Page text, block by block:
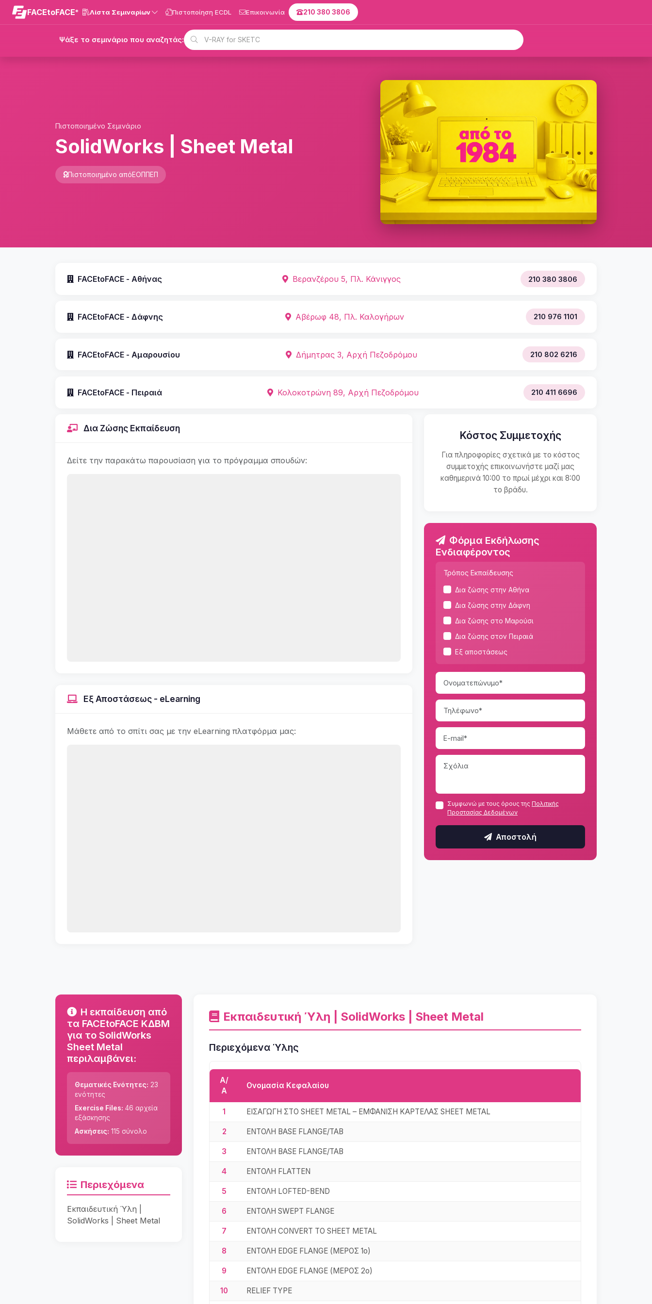
FACEtoFACE® Λίστα Σεμιναρίων Πιστοποίηση ECDL Επικοινωνία 210 380 3806
Ψάξε το σεμινάριο που αναζητάς:
Πιστοποιημένο Σεμινάριο
SolidWorks | Sheet Metal
Πιστοποιημένο απόΕΟΠΠΕΠ
FACEtoFACE - Αθήνας Βερανζέρου 5, Πλ. Κάνιγγος 210 380 3806
FACEtoFACE - Δάφνης Αβέρωφ 48, Πλ. Καλογήρων 210 976 1101
FACEtoFACE - Αμαρουσίου Δήμητρας 3, Αρχή Πεζοδρόμου 210 802 6216
FACEtoFACE - Πειραιά Κολοκοτρώνη 89, Αρχή Πεζοδρόμου 210 411 6696
Δια Ζώσης Εκπαίδευση
Δείτε την παρακάτω παρουσίαση για το πρόγραμμα σπουδών:
Εξ Αποστάσεως - eLearning
Μάθετε από το σπίτι σας με την eLearning πλατφόρμα μας:
Κόστος Συμμετοχής
Για πληροφορίες σχετικά με το κόστος
συμμετοχής επικοινωνήστε μαζί μας
καθημερινά 10:00 το πρωί μέχρι και 8:00
το βράδυ.
Φόρμα Εκδήλωσης
Ενδιαφέροντος
Τρόπος Εκπαίδευσης
Δια ζώσης στην Αθήνα
Δια ζώσης στην Δάφνη
Δια ζώσης στο Μαρούσι
Δια ζώσης στον Πειραιά
Εξ αποστάσεως
Συμφωνώ με τους όρους της Πολιτικής
Προστασίας Δεδομένων
Αποστολή
Η εκπαίδευση από
τα FACEtoFACE ΚΔΒΜ
για το SolidWorks
Sheet Metal
περιλαμβάνει:
Θεματικές Ενότητες: 23
ενότητες
Exercise Files: 46 αρχεία
εξάσκησης
Ασκήσεις: 115 σύνολο
Περιεχόμενα
Εκπαιδευτική Ύλη |
SolidWorks | Sheet Metal
Εκπαιδευτική Ύλη | SolidWorks | Sheet Metal
Περιεχόμενα Ύλης
Α/
Α
Ονομασία Κεφαλαίου
1 ΕΙΣΑΓΩΓΗ ΣΤΟ SHEET METAL – ΕΜΦΑΝΙΣΗ ΚΑΡΤΕΛΑΣ SHEET METAL
2 ΕΝΤΟΛΗ BASE FLANGE/TAB
3 ΕΝΤΟΛΗ BASE FLANGE/TAB
4 ΕΝΤΟΛΗ FLATTEN
5 ΕΝΤΟΛΗ LOFTED-BEND
6 ΕΝΤΟΛΗ SWEPT FLANGE
7 ΕΝΤΟΛΗ CONVERT TO SHEET METAL
8 ΕΝΤΟΛΗ EDGE FLANGE (ΜΕΡΟΣ 1ο)
9 ΕΝΤΟΛΗ EDGE FLANGE (ΜΕΡΟΣ 2ο)
10 RELIEF TYPE